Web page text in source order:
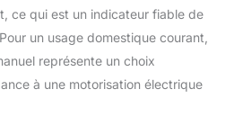
ce qui est un indicateur fiable de
un usage domestique courant,
représente un choix
à une motorisation électrique